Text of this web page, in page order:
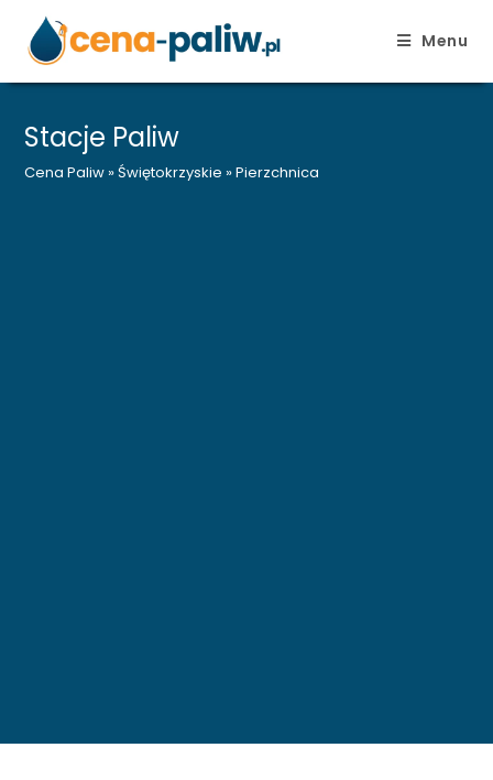
content
Menu
Stacje Paliw
Cena Paliw »Świętokrzyskie »Pierzchnica